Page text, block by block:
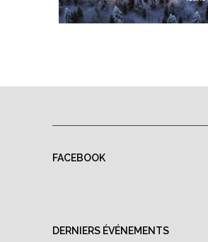
FACEBOOK
DERNIERS ÉVÉNEMENTS